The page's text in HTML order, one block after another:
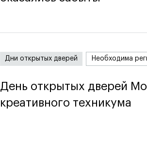
Дни открытых дверей Необходима
День открытых дверей
креативного техникума
День открытых дверей
креативного техникума